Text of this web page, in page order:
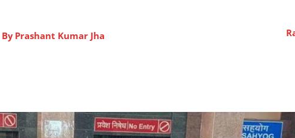
By Prashant Kumar Jha